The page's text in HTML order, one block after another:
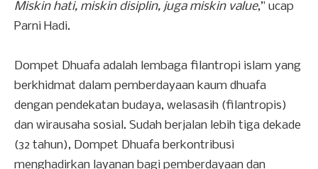
Miskin hati, miskin disiplin, juga miskin value,” ucap
Parni Hadi.
Dompet Dhuafa adalah lembaga filantropi islam yang
berkhidmat dalam pemberdayaan kaum dhuafa
dengan pendekatan budaya, welasasih (filantropis)
dan wirausaha sosial. Sudah berjalan lebih tiga dekade
(32 tahun), Dompet Dhuafa berkontribusi
menghadirkan layanan bagi pemberdayaan dan